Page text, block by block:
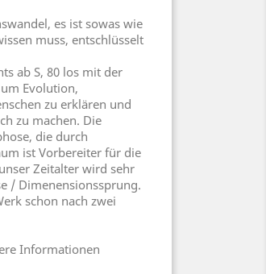
es ist sowas wie
muss, entschlüsselt
ab S, 80 los mit der
Evolution,
zu erklären und
zu machen. Die
die durch
ist Vorbereiter für die
Zeitalter wird sehr
/ Dimenensionssprung.
schon nach zwei
Informationen